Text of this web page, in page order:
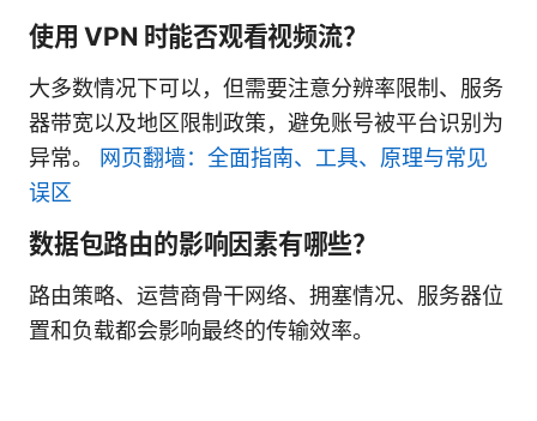
使用 VPN 时能否观看视频流？
大多数情况下可以，但需要注意分辨率限制、服务
器带宽以及地区限制政策，避免账号被平台识别为
异常。 网页翻墙：全面指南、工具、原理与常见
误区
数据包路由的影响因素有哪些？
路由策略、运营商骨干网络、拥塞情况、服务器位
置和负载都会影响最终的传输效率。